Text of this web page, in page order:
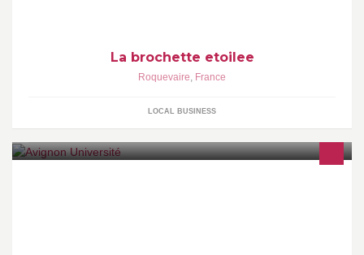
La brochette etoilee
Roquevaire, France
LOCAL BUSINESS